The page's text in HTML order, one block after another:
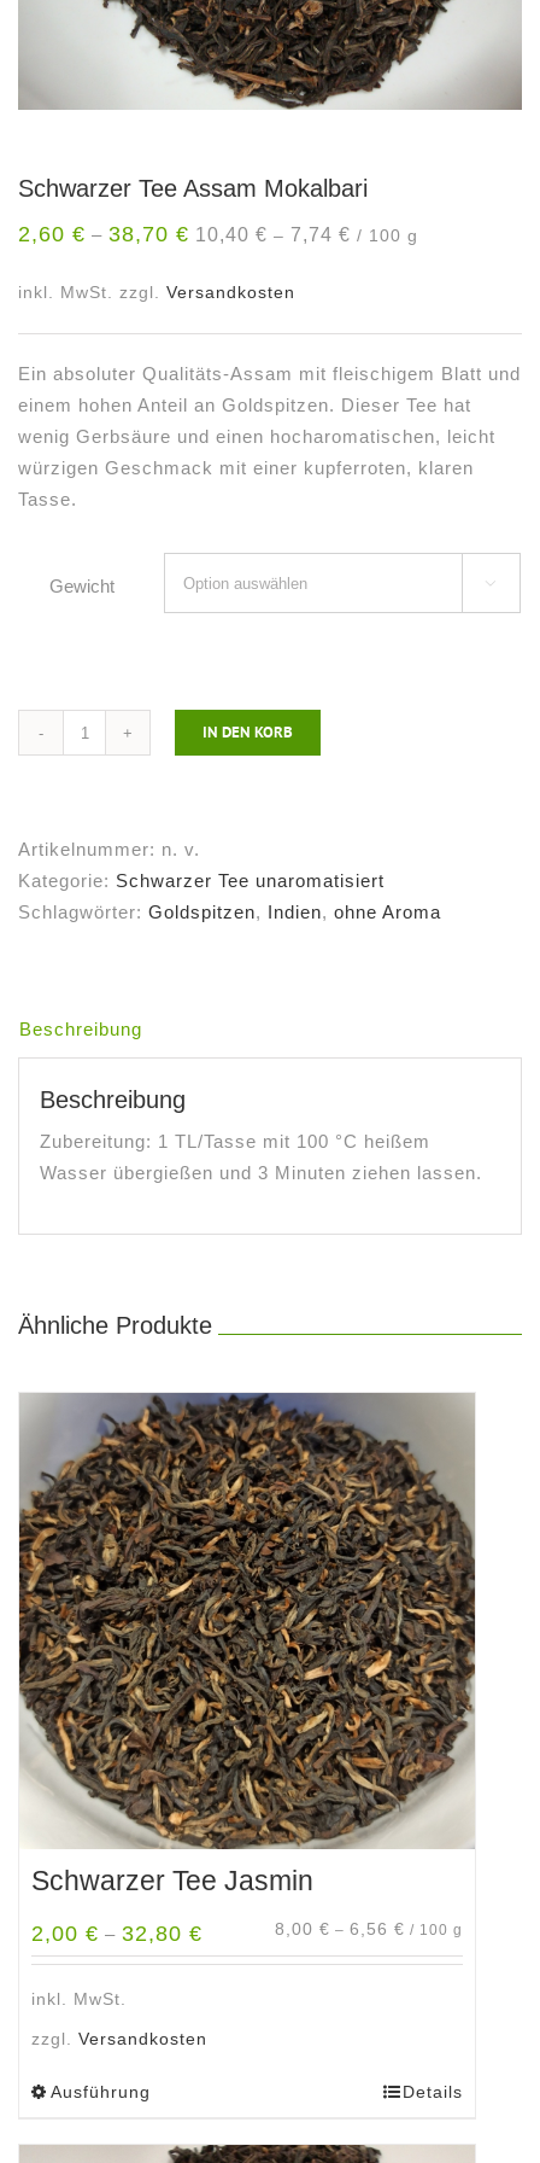
Schwarzer Tee Assam Mokalbari
2,60 € – 38,70 € 10,40 € – 7,74 € / 100 g
inkl. MwSt. zzgl. Versandkosten
Ein absoluter Qualitäts-Assam mit fleischigem Blatt und
einem hohen Anteil an Goldspitzen. Dieser Tee hat
wenig Gerbsäure und einen hocharomatischen, leicht
würzigen Geschmack mit einer kupferroten, klaren
Tasse.
Gewicht 
Menge
IN DEN KORB
Artikelnummer: n. v.
Kategorie: Schwarzer Tee unaromatisiert
Schlagwörter: Goldspitzen, Indien, ohne Aroma
Beschreibung
Beschreibung
Zubereitung: 1 TL/Tasse mit 100 °C heißem
Wasser übergießen und 3 Minuten ziehen lassen.
Ähnliche Produkte
Schwarzer Tee Jasmin
2,00 € – 32,80 € 8,00 € – 6,56 € / 100 g
inkl. MwSt.
zzgl. Versandkosten
Ausführung
weist
Details